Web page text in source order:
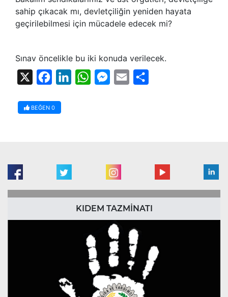
sahip çıkacak mı, devletçiliğin yeniden hayata
geçirilebilmesi için mücadele edecek mi?
Sınav öncelikle bu iki konuda verilecek.
FacebookLinkedInWhatsAppMessenger
Email
BEĞEN 0
KIDEM TAZMİNATI